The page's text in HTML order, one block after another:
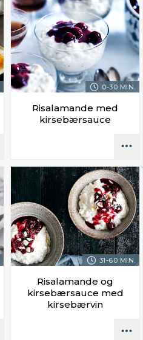
0-30 MIN.
Risalamande med
kirsebærsauce
31-60 MIN.
Risalamande og
kirsebærsauce med
kirsebærvin